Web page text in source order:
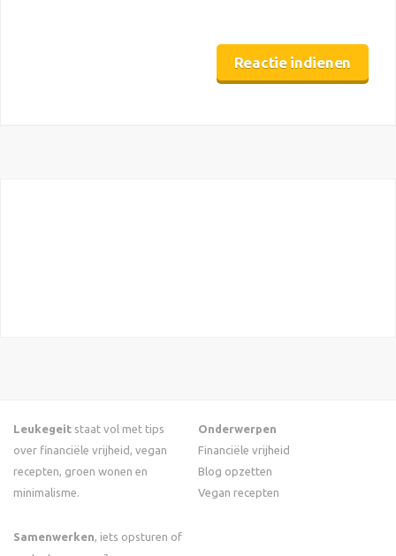
Leukegeit staat vol met tips
over financiële vrijheid, vegan
recepten, groen wonen en
minimalisme.
Samenwerken, iets opsturen of
Onderwerpen
Financiële vrijheid
Blog opzetten
Vegan recepten